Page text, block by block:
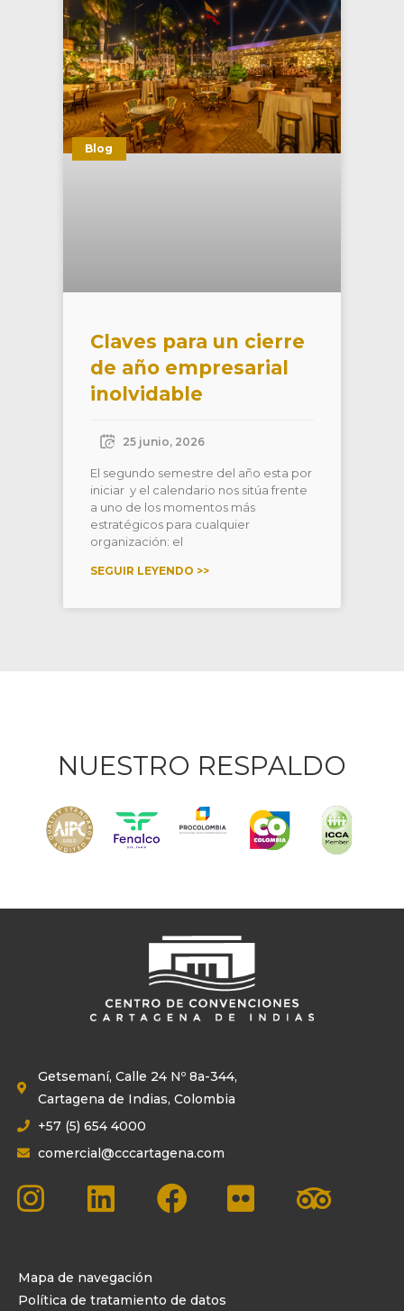
Blog
Claves para un cierre
de año empresarial
inolvidable
25 junio, 2026
El segundo semestre del año esta por
iniciar y el calendario nos sitúa frente
a uno de los momentos más
estratégicos para cualquier
organización: el
SEGUIR LEYENDO >>
NUESTRO RESPALDO
Getsemaní, Calle 24 Nº 8a-344,
Cartagena de Indias, Colombia
+57 (5) 654 4000
comercial@cccartagena.com
Mapa de navegación
Política de tratamiento de datos